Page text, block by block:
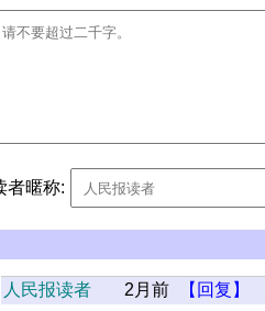
者暱称:
人民报读者 2月前
【回复】